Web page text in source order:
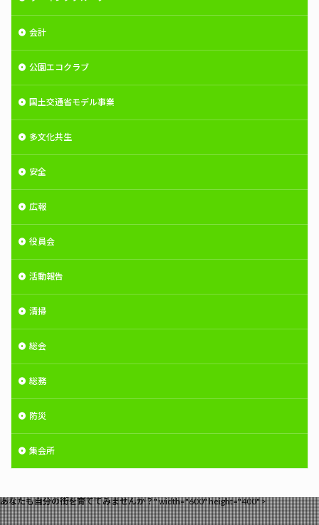
会計
公園エコクラブ
国土交通省モデル事業
多文化共生
安全
広報
役員会
活動報告
清掃
総会
総務
防災
集会所
あなたも自分の街を育ててみませんか？" width="600" height="400" >